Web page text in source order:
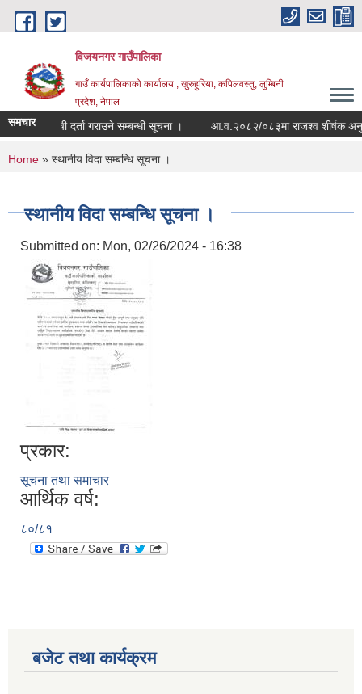
Skip to main content
विजयनगर गाउँपालिका
गाउँ कार्यपालिकाको कार्यालय , खुरुहुरिया, कपिलवस्तु, लुम्बिनी
प्रदेश, नेपाल
समचार सूची दर्ता गराउने सम्बन्धी सूचना । आ.व.२०८२/०८३मा राजश्व शीर्षक
You are here
Home » स्थानीय विदा सम्बन्धि सूचना ।
स्थानीय विदा सम्बन्धि सूचना ।
Submitted on: Mon, 02/26/2024 - 16:38
प्रकार:
सूचना तथा समाचार
आर्थिक वर्ष:
८०/८१
बजेट तथा कार्यक्रम